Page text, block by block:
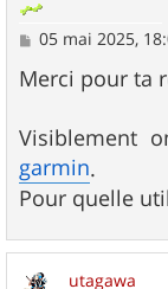
M
s
s
g
e
05 mai 2025,
Merci pour ta
Visiblement
garmin.
Pour quelle
utagawa